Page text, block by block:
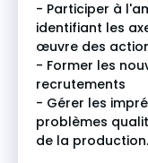
- Participer à
identifiant les
œuvre des
- Former les
recrutements
- Gérer les
problèmes
de la production.